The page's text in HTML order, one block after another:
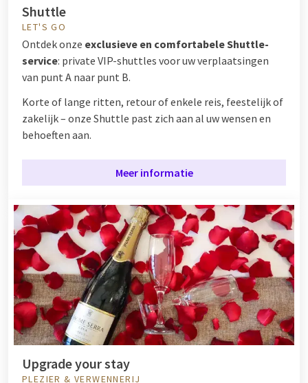
Shuttle
LET'S GO
Ontdek onze exclusieve en comfortabele Shuttle-
service: private VIP-shuttles voor uw verplaatsingen
van punt A naar punt B.
Korte of lange ritten, retour of enkele reis, feestelijk of
zakelijk – onze Shuttle past zich aan al uw wensen en
behoeften aan.
Meer informatie
Upgrade your stay
PLEZIER & VERWENNERIJ